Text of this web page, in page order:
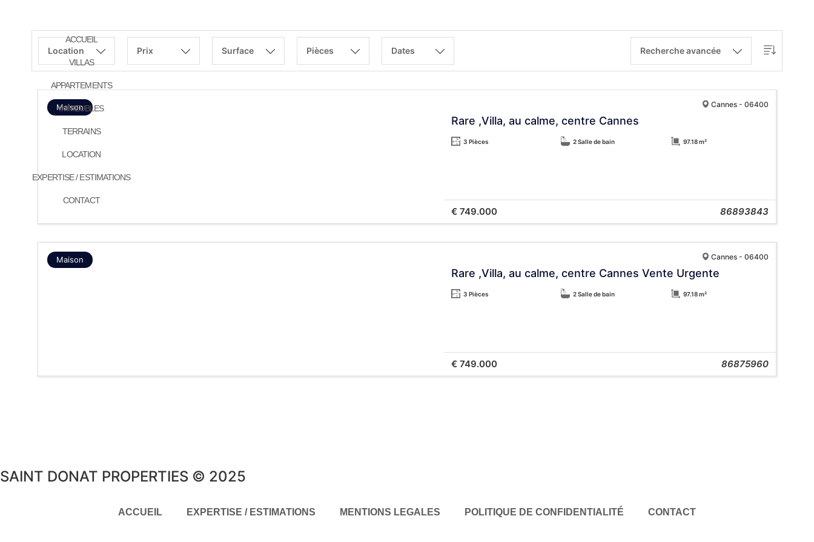
ACCUEIL
VILLAS
APPARTEMENTS
IMMEUBLES
TERRAINS
LOCATION
EXPERTISE / ESTIMATIONS
CONTACT
Location Prix Surface Pièces Dates Recherche avancée
Maison Cannes - 06400
Rare ,Villa, au calme, centre Cannes
3 Pièces 2 Salle de bain 97.18 m²
€ 749.000 86893843
Maison Cannes - 06400
Rare ,Villa, au calme, centre Cannes Vente Urgente
3 Pièces 2 Salle de bain 97.18 m²
€ 749.000 86875960
SAINT DONAT PROPERTIES © 2025
ACCUEIL EXPERTISE / ESTIMATIONS MENTIONS LEGALES POLITIQUE DE CONFIDENTIALITÉ CONTACT